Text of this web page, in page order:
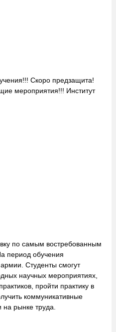
Скоро предзащита!
мероприятия!!! Институт
по самым востребованным
период обучения
Студенты смогут
научных мероприятиях,
пройти практику в
коммуникативные
рынке труда.